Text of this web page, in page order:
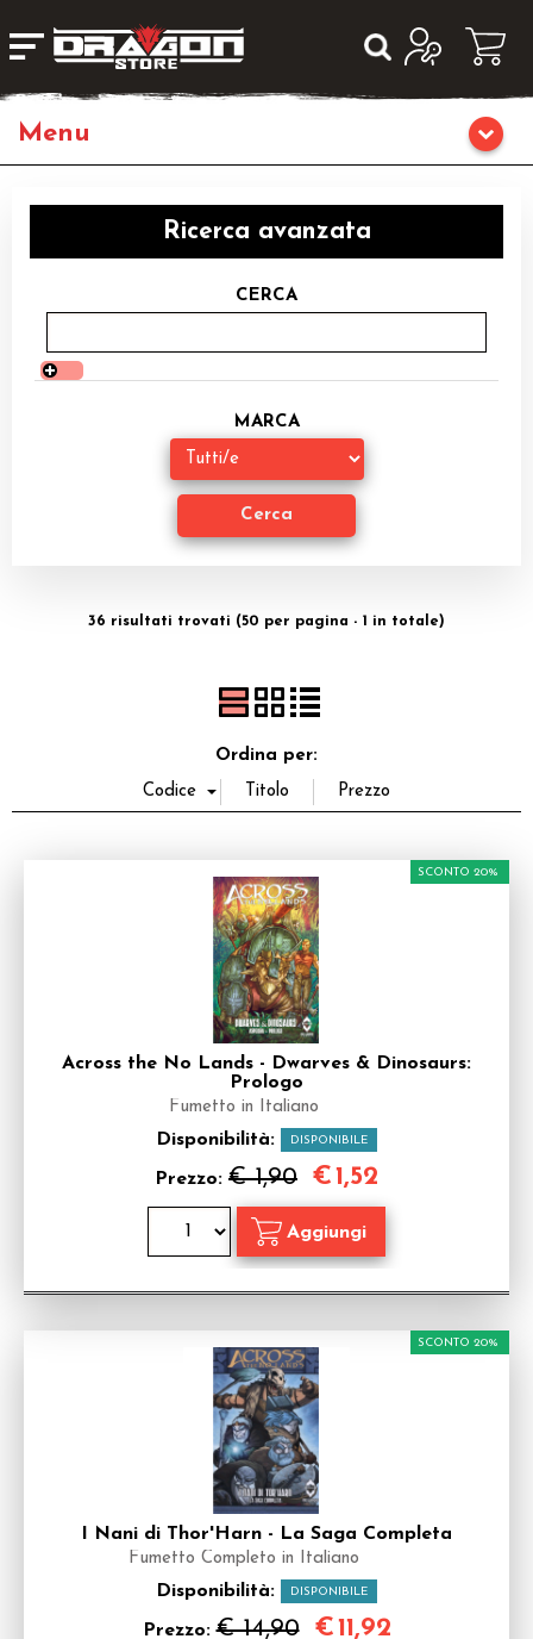
Giochi da Tavolo
Giochi di Ruolo
Librigame
Giochi di Carte Collezionabili
Accessori
Ricerca avanzata
CERCA
MARCA
36 risultati trovati (50 per pagina - 1 in totale)
Ordina per:
Across the No Lands - Dwarves & Dinosaurs:
Prologo
Fumetto in Italiano
Disponibilità: DISPONIBILE
Prezzo: € 1,90
SCONTO 20%
€1,52
I Nani di Thor'Harn - La Saga Completa
Fumetto Completo in Italiano
Disponibilità: DISPONIBILE
Prezzo:€ 14,90
SCONTO 20%
€11,92